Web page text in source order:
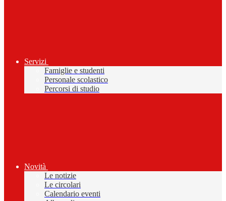
Servizi
Famiglie e studenti
Personale scolastico
Percorsi di studio
Novità
Le notizie
Le circolari
Calendario eventi